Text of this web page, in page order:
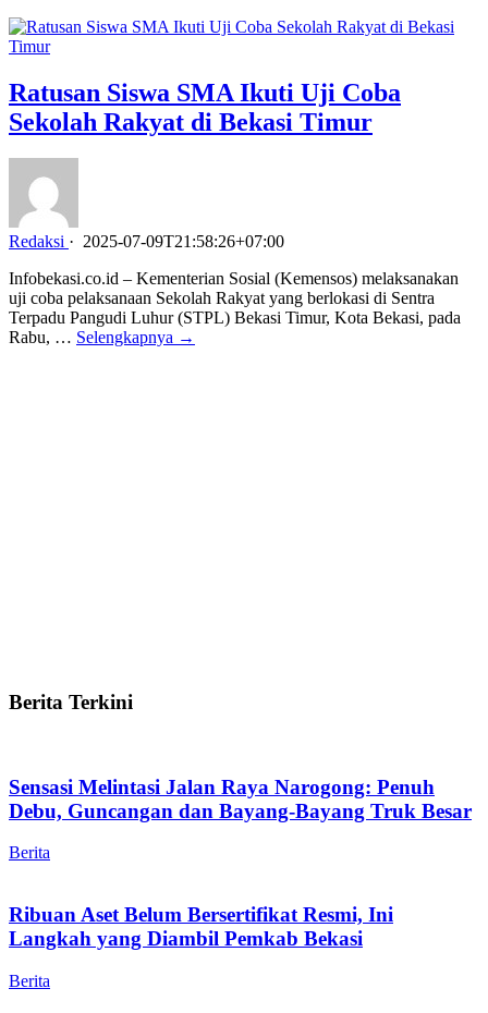
Ratusan Siswa SMA Ikuti Uji Coba
Sekolah Rakyat di Bekasi Timur
Redaksi · 2025-07-09T21:58:26+07:00
Infobekasi.co.id – Kementerian Sosial (Kemensos) melaksanakan
uji coba pelaksanaan Sekolah Rakyat yang berlokasi di Sentra
Terpadu Pangudi Luhur (STPL) Bekasi Timur, Kota Bekasi, pada
Rabu, … Selengkapnya →
Berita Terkini
Sensasi Melintasi Jalan Raya Narogong: Penuh
Debu, Guncangan dan Bayang-Bayang Truk Besar
Berita
Ribuan Aset Belum Bersertifikat Resmi, Ini
Langkah yang Diambil Pemkab Bekasi
Berita